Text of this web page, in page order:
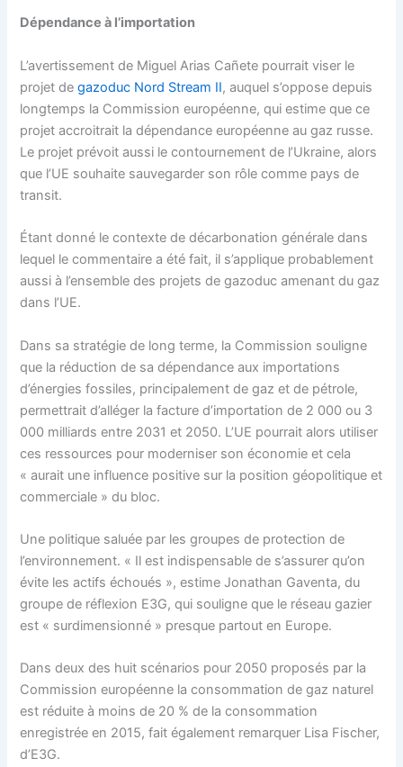
Dépendance à l’importation
L’avertissement de Miguel Arias Cañete pourrait viser le
projet degazoduc Nord Stream II, auquel s’oppose depuis
longtemps la Commission européenne, qui estime que ce
projet accroitrait la dépendance européenne au gaz russe.
Le projet prévoit aussi le contournement de l’Ukraine, alors
que l’UE souhaite sauvegarder son rôle comme pays de
transit.
Étant donné le contexte de décarbonation générale dans
lequel le commentaire a été fait, il s’applique probablement
aussi à l’ensemble des projets de gazoduc amenant du gaz
dans l’UE.
Dans sa stratégie de long terme, la Commission souligne
que la réduction de sa dépendance aux importations
d’énergies fossiles, principalement de gaz et de pétrole,
permettrait d’alléger la facture d’importation de 2 000 ou 3
000 milliards entre 2031 et 2050. L’UE pourrait alors utiliser
ces ressources pour moderniser son économie et cela
« aurait une influence positive sur la position géopolitique et
commerciale » du bloc.
Une politique saluée par les groupes de protection de
l’environnement. « Il est indispensable de s’assurer qu’on
évite les actifs échoués », estime Jonathan Gaventa, du
groupe de réflexion E3G, qui souligne que le réseau gazier
est « surdimensionné » presque partout en Europe.
Dans deux des huit scénarios pour 2050 proposés par la
Commission européenne la consommation de gaz naturel
est réduite à moins de 20 % de la consommation
enregistrée en 2015, fait également remarquer Lisa Fischer,
d’E3G.